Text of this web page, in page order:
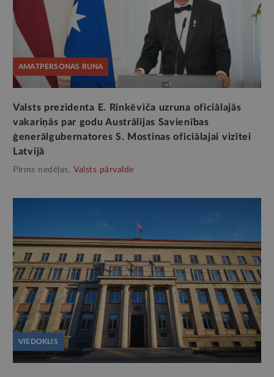
AMATPERSONAS RUNA
Valsts prezidenta E. Rinkēviča uzruna oficiālajās
vakariņās par godu Austrālijas Savienības
ģenerālgubernatores S. Mostinas oficiālajai vizītei
Latvijā
Pirms nedēļas, Valsts pārvalde
VIEDOKLIS